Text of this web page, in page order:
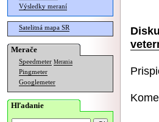
Výsledky meraní
Satelitná mapa SR
Merače
Speedmeter Merania
Pingmeter
Googlemeter
Hľadanie